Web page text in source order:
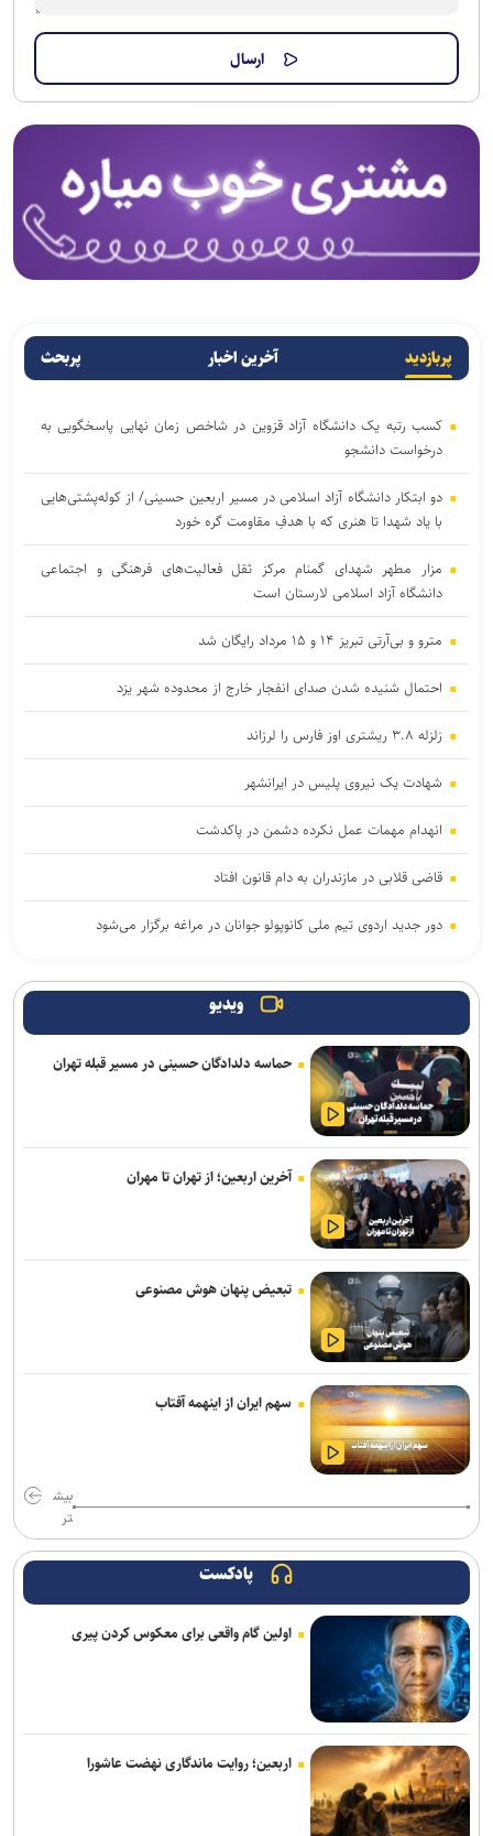
پربازدید آخرین اخبار پربحث
کسب رتبه یک دانشگاه آزاد قزوین در شاخص زمان نهایی پاسخگویی به
درخواست دانشجو
دو ابتکار دانشگاه آزاد اسلامی در مسیر اربعین حسینی/ از کوله‌پشتی‌هایی
با یاد شهدا تا هنری که با هدفِ مقاومت گره خورد
مزار مطهر شهدای گمنام مرکز ثقل فعالیت‌های فرهنگی و اجتماعی
دانشگاه آزاد اسلامی لارستان است
مترو و بی‌آرتی تبریز ۱۴ و ۱۵ مرداد رایگان شد
احتمال شنیده شدن صدای انفجار خارج از محدوده شهر یزد
زلزله ۳.۸ ریشتری اوز فارس را لرزاند
شهادت یک نیروی پلیس در ایرانشهر
انهدام مهمات عمل نکرده دشمن در پاکدشت
قاضی قلابی در مازندران به دام قانون افتاد
دور جدید اردوی تیم ملی کانوپولو جوانان در مراغه برگزار می‌شود
مرکزی و خوزستان
دبیر ستاد مرکزی اربعین: مرز خسروی از بهترین مرزهای کشور با
زیرساخت‌های مناسب است
ویدیو
حماسه دلدادگان حسینی در مسیر قبله تهران
آخرین اربعین؛ از تهران تا مهران
تبعیض پنهان هوش مصنوعی
سهم ایران از اینهمه آفتاب
بیش
تر
پادکست
اولین گام واقعی برای معکوس کردن پیری
اربعین؛ روایت ماندگاری نهضت عاشورا